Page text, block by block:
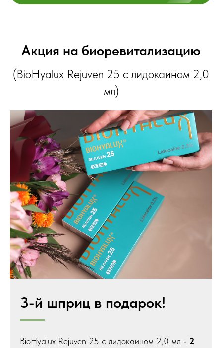
Акция на биоревитализацию
(BioHyalux Rejuven 25 с лидокаином 2,0
мл)
3-й шприц в подарок!
BioHyalux Rejuven 25 с лидокаином 2,0 мл - 2